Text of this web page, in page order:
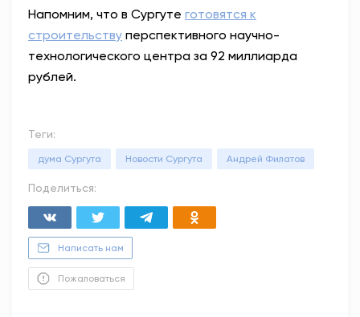
Напомним, что в Сургуте готовятся к
строительству перспективного научно-
технологического центра за 92 миллиарда
рублей.
Теги:
дума Сургута Новости Сургута Андрей Филатов
Поделиться:
Написать нам
Пожаловаться